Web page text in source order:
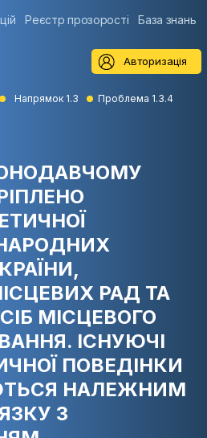
Реєстр прозорості База знань
Авторизація
Напрямок 1.3 Проблема 1.3.4
РАД ТА
МІСЦЕВОГО
ІСНУЮЧІ
ПОВЕДІНКИ
НАЛЕЖНИМ
З